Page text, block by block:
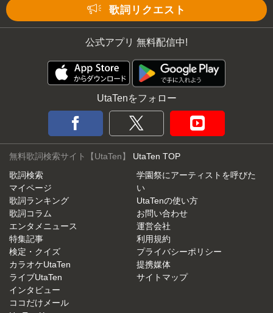
歌詞リクエスト
公式アプリ 無料配信中!
UtaTenをフォロー
無料歌詞検索サイト【UtaTen】 UtaTen TOP
歌詞検索
マイページ
歌詞ランキング
歌詞コラム
エンタメニュース
特集記事
検定・クイズ
カラオケUtaTen
ライブUtaTen
インタビュー
ココだけメール
学園祭にアーティストを呼びた
い
UtaTenの使い方
お問い合わせ
運営会社
利用規約
プライバシーポリシー
提携媒体
サイトマップ